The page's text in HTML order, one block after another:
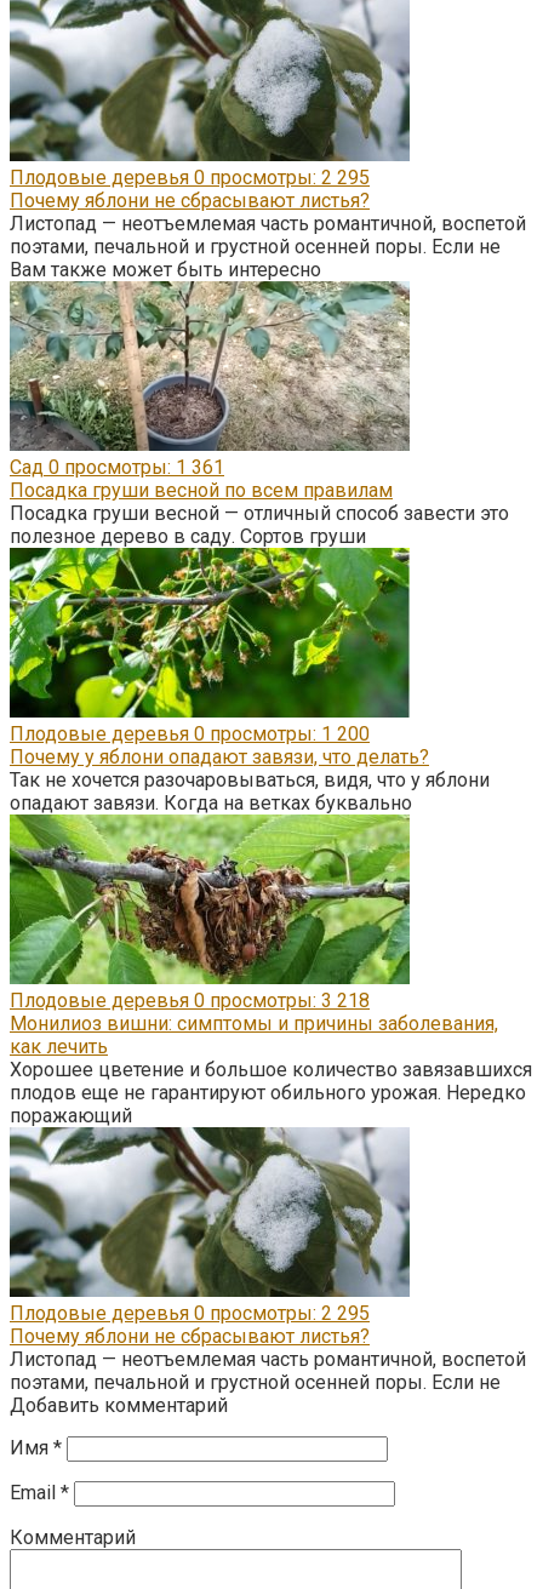
Плодовые деревья 0 просмотры: 2 295
Почему яблони не сбрасывают листья?
Листопад — неотъемлемая часть романтичной, воспетой
поэтами, печальной и грустной осенней поры. Если не
Вам также может быть интересно
Сад 0 просмотры: 1 361
Посадка груши весной по всем правилам
Посадка груши весной — отличный способ завести это
полезное дерево в саду. Сортов груши
Плодовые деревья 0 просмотры: 1 200
Почему у яблони опадают завязи, что делать?
Так не хочется разочаровываться, видя, что у яблони
опадают завязи. Когда на ветках буквально
Плодовые деревья 0 просмотры: 3 218
Монилиоз вишни: симптомы и причины заболевания,
как лечить
Хорошее цветение и большое количество завязавшихся
плодов еще не гарантируют обильного урожая. Нередко
поражающий
Плодовые деревья 0 просмотры: 2 295
Почему яблони не сбрасывают листья?
Листопад — неотъемлемая часть романтичной, воспетой
поэтами, печальной и грустной осенней поры. Если не
Добавить комментарий
Имя *
Email *
Комментарий